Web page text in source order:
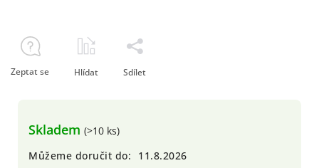
Skladem (>10 ks)
Můžeme doručit do:
11.8.2026
Zeptat se Hlídat Sdílet